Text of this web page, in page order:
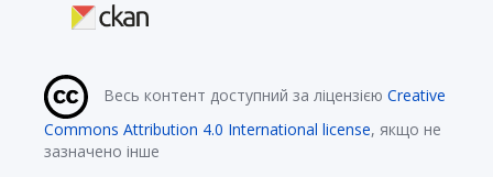
Весь контент доступний за ліцензією Creative
Commons Attribution 4.0 International license, якщо не
зазначено інше